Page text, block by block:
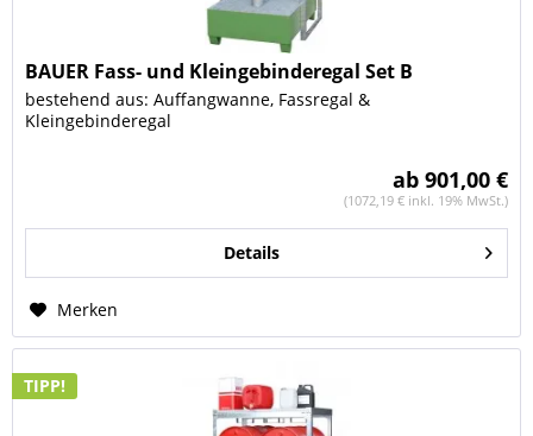
BAUER Fass- und Kleingebinderegal Set B
bestehend aus: Auffangwanne, Fassregal &
Kleingebinderegal
ab 901,00 €
(1072,19 € inkl. 19% MwSt.)
Details
Merken
TIPP!